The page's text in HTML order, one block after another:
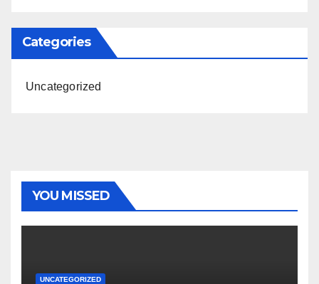
Categories
Uncategorized
YOU MISSED
UNCATEGORIZED